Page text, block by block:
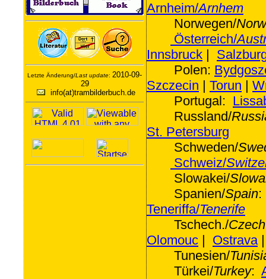
Letzte Änderung/Last update: 2010-09-
29
info(at)trambilderbuch.de
Arnheim/Arnhem
Norwegen/
Österreich/
Innsbruck |
Polen:
Szczecin | Torun |
Portugal:
Russland/
St. Petersburg
Schweden/
Schweiz/
Slowakei/
Spanien/Spain
Teneriffa/Tenerife
Tschech./Czech
Olomouc | Ostrava
Tunesien/
Türkei/Turkey: